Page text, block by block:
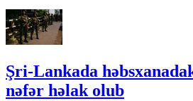
Şri-Lankada
nəfər həlak olub